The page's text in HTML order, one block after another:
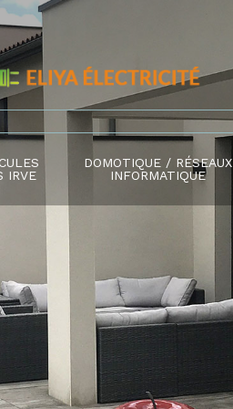
IRVE
DOMOTIQUE / RÉSEAUX
INFORMATIQUE